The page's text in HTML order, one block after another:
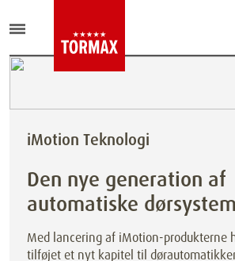
iMotion Teknologi
Den nye generation af
automatiske
Med lancering af iMotion-produkterne
tilføjet et nyt kapitel til